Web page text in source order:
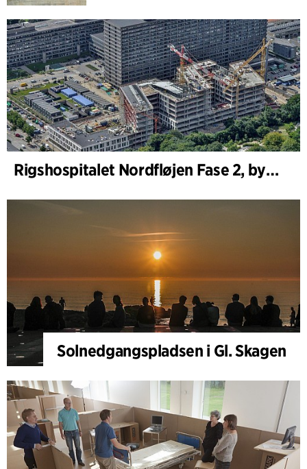
Rigshospitalet Nordfløjen Fase 2, byggherrerådgivning
Solnedgangspladsen i Gl. Skagen